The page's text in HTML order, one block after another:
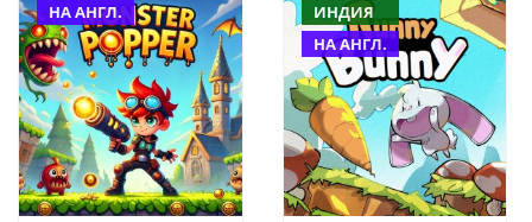
НА АНГЛ.
ИНДИЯ
НА АНГЛ.